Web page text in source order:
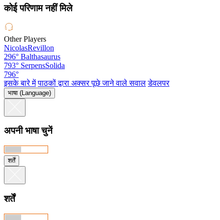
कोई परिणाम नहीं मिले
Other Players
NicolasRevillon
296° Balthasaurus
793° SerpensSolida
796°
इसके बारे में पाठकों द्वारा अक्सर पूछे जाने वाले सवाल डेवलपर
भाषा (Language)
अपनी भाषा चुनें
शर्तें
शर्तें